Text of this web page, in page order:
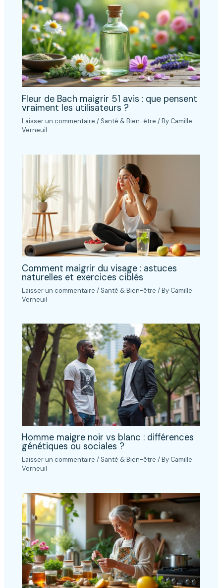
Fleur de Bach maigrir 51 avis : que pensent
vraiment les utilisateurs ?
Laisser un commentaire / Santé & Bien-être / By Camille
Verneuil
Comment maigrir du visage : astuces
naturelles et exercices ciblés
Laisser un commentaire / Santé & Bien-être / By Camille
Verneuil
Homme maigre noir vs blanc : différences
génétiques ou sociales ?
Laisser un commentaire / Santé & Bien-être / By Camille
Verneuil